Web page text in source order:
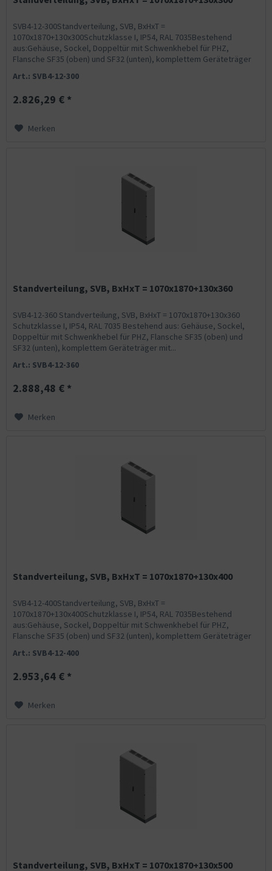
SVB4-12-300Standverteilung, SVB, BxHxT =
1070x1870+130x300Schutzklasse I, IP54, RAL 7035Bestehend
aus:Gehäuse, Sockel, Doppeltür mit Schwenkhebel für PHZ,
Flansche SF35 (oben) und SF32 (unten), komplettem Geräteträger
Art.: SVB4-12-300
2.826,29 € *
Merken
Standverteilung, SVB, BxHxT = 1070x1870+130x360
SVB4-12-360 Standverteilung, SVB, BxHxT = 1070x1870+130x360
Schutzklasse I, IP54, RAL 7035 Bestehend aus: Gehäuse, Sockel,
Doppeltür mit Schwenkhebel für PHZ, Flansche SF35 (oben) und
SF32 (unten), komplettem Geräteträger mit...
Art.: SVB4-12-360
2.888,48 € *
Merken
Standverteilung, SVB, BxHxT = 1070x1870+130x400
SVB4-12-400Standverteilung, SVB, BxHxT =
1070x1870+130x400Schutzklasse I, IP54, RAL 7035Bestehend
aus:Gehäuse, Sockel, Doppeltür mit Schwenkhebel für PHZ,
Flansche SF35 (oben) und SF32 (unten), komplettem Geräteträger
Art.: SVB4-12-400
2.953,64 € *
Merken
Standverteilung, SVB, BxHxT = 1070x1870+130x500